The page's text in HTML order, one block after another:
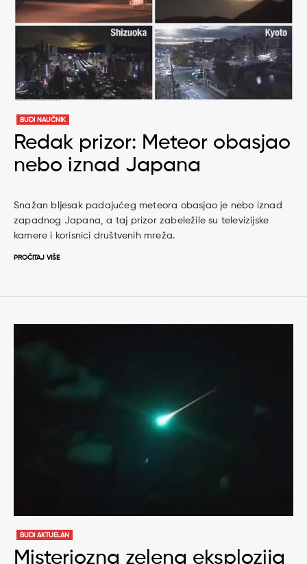
BUDI NAUČNIK
Redak prizor: Meteor obasjao
nebo iznad Japana
Snažan bljesak padajućeg meteora obasjao je nebo iznad
zapadnog Japana, a taj prizor zabeležile su televizijske
kamere i korisnici društvenih mreža.
PROČITAJ VIŠE
BUDI AKTUELAN
Misteriozna zelena eksplozija